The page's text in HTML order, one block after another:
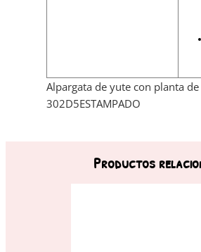
Alpargata de yute con planta
302D5ESTAMPADO
Productos